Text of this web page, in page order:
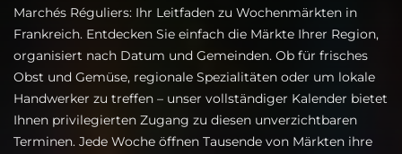
Marchés Réguliers: Ihr Leitfaden zu Wochenmärkten in
Frankreich. Entdecken Sie einfach die Märkte Ihrer Region,
organisiert nach Datum und Gemeinden. Ob für frisches
Obst und Gemüse, regionale Spezialitäten oder um lokale
Handwerker zu treffen – unser vollständiger Kalender bietet
Ihnen privilegierten Zugang zu diesen unverzichtbaren
Terminen. Jede Woche öffnen Tausende von Märkten ihre